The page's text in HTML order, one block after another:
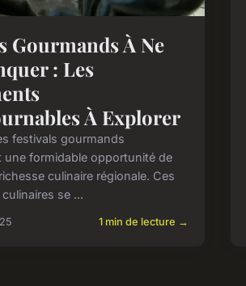
Gourmands À Ne
: Les
À Explorer
festivals gourmands
une formidable opportunité de
culinaire régionale. Ces
se ...
1 min de lecture →